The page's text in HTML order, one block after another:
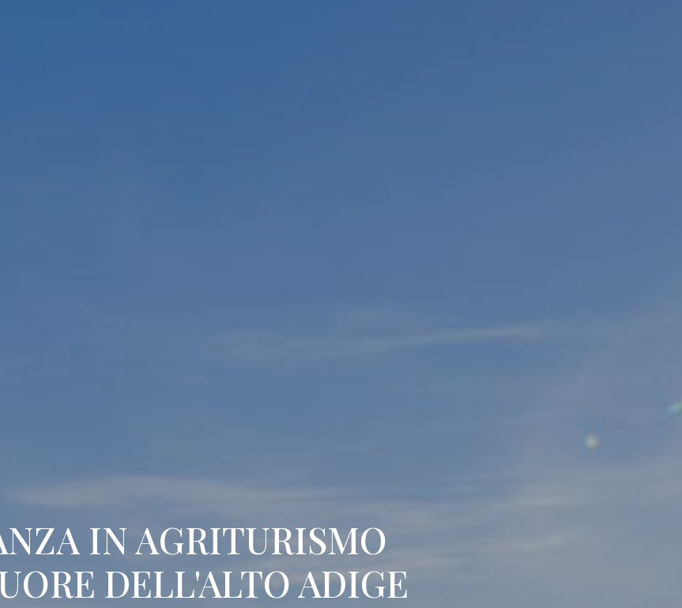
IN AGRITURISMO
DELL'ALTO ADIGE